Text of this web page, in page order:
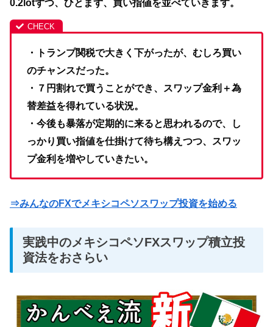
0.2lotずつ、ひとまず、買い指値を並べていきます。
・トランプ関税で大きく下がったが、むしろ買い
のチャンスだった。
・７円割れで買うことができ、スワップ金利＋為
替差益を得れている状況。
・今後も暴落が定期的に来ると思われるので、し
っかり買い指値を仕掛けて待ち構えつつ、スワッ
プ金利を増やしていきたい。
⇒みんなのFXでメキシコペソスワップ投資を始める
実践中のメキシコペソFXスワップ積立投
資法をおさらい